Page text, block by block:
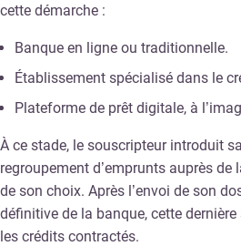
cette démarche :
Banque en ligne ou traditionnelle.
Établissement spécialisé dans le
Plateforme de prêt digitale, à
À ce stade, le souscripteur introduit
regroupement d’emprunts auprès de
de son choix. Après l’envoi de son
définitive de la banque, cette
les crédits contractés.